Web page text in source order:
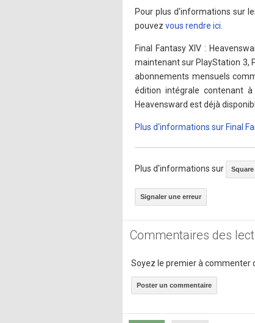
Pour plus d'informations sur
pouvez vous rendre ici
Final Fantasy XIV :
maintenant sur PlayStation 3,
abonnements mensuels
édition intégrale contenant
Heavensward est déjà
Plus d'informations sur Final
Plus d'informations sur
Signaler une erreur
Commentaires des
Soyez le premier à commenter
Poster un commentaire